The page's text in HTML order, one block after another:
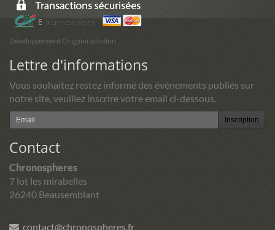
Développement Origami solution
Lettre d'informations
Vous souhaitez restez informé des événements publiés sur
notre site, veuillez inscrire votre email ci-dessous.
Inscription
Contact
Chronospheres
7 lot les mirabelles
26240 Beausemblant
contact@chronospheres.fr